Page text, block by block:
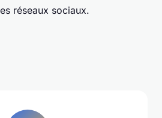
réseaux sociaux.